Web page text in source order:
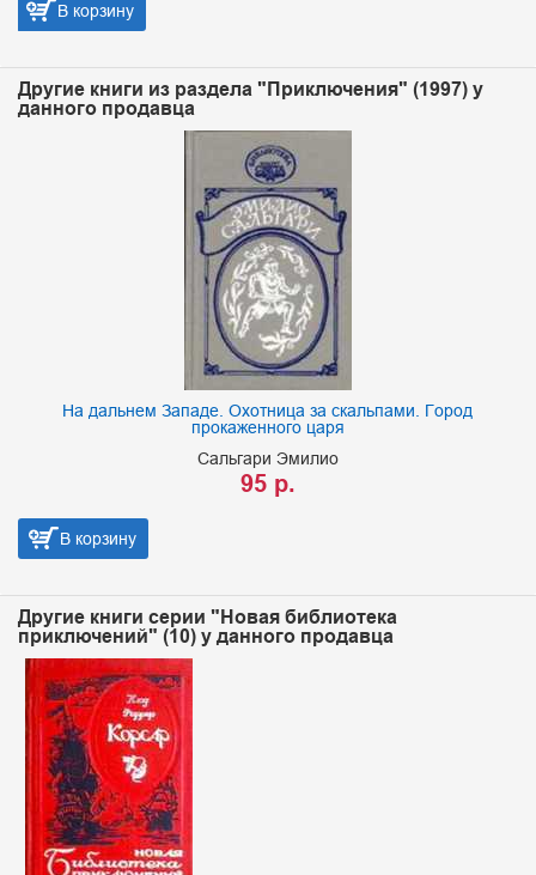
В корзину
Другие книги из раздела "Приключения" (1997) у
данного продавца
На дальнем Западе. Охотница за скальпами. Город
прокаженного царя
Сальгари Эмилио
95 р.
В корзину
Другие книги серии "Новая библиотека
приключений" (10) у данного продавца